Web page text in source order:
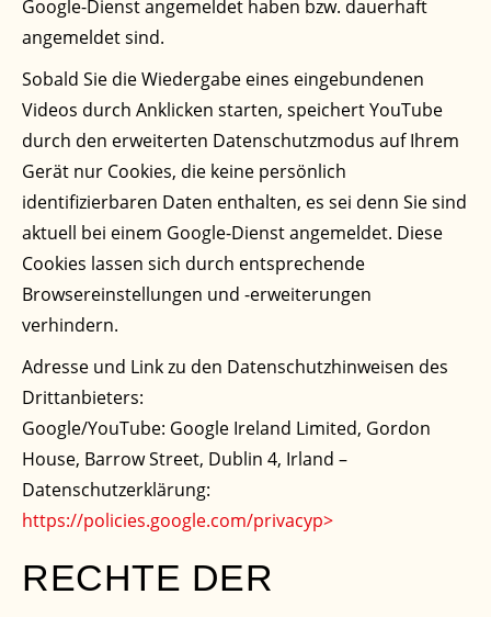
Google-Dienst angemeldet haben bzw. dauerhaft
angemeldet sind.
Sobald Sie die Wiedergabe eines eingebundenen
Videos durch Anklicken starten, speichert YouTube
durch den erweiterten Datenschutzmodus auf Ihrem
Gerät nur Cookies, die keine persönlich
identifizierbaren Daten enthalten, es sei denn Sie sind
aktuell bei einem Google-Dienst angemeldet. Diese
Cookies lassen sich durch entsprechende
Browsereinstellungen und -erweiterungen
verhindern.
Adresse und Link zu den Datenschutzhinweisen des
Drittanbieters:
Google/YouTube: Google Ireland Limited, Gordon
House, Barrow Street, Dublin 4, Irland –
Datenschutzerklärung:
https://policies.google.com/privacyp>
RECHTE DER